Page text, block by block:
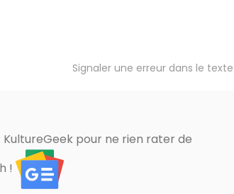
Signaler une erreur dans le texte
KultureGeek pour ne rien rater de
!